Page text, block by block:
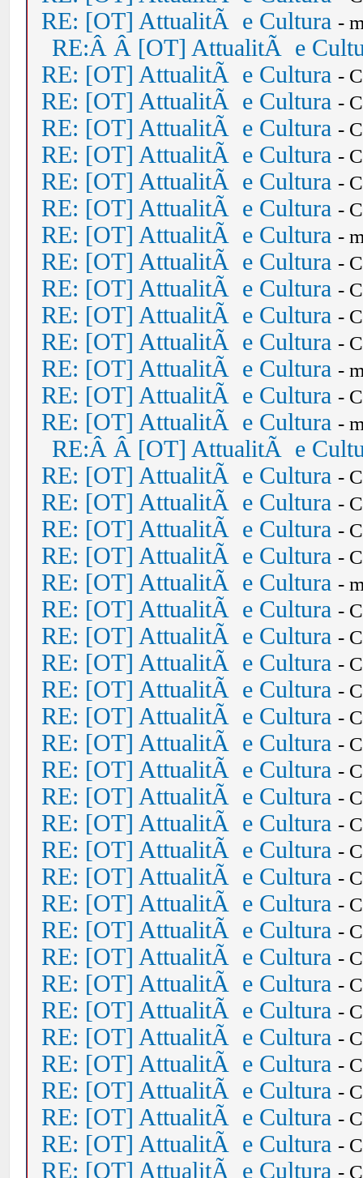
RE: [OT] AttualitÃ e Cultura -
RE:Â Â [OT] AttualitÃ e
RE: [OT] AttualitÃ e Cultura -
RE: [OT] AttualitÃ e Cultura -
RE: [OT] AttualitÃ e Cultura -
RE: [OT] AttualitÃ e Cultura -
RE: [OT] AttualitÃ e Cultura -
RE: [OT] AttualitÃ e Cultura -
RE: [OT] AttualitÃ e Cultura -
RE: [OT] AttualitÃ e Cultura -
RE: [OT] AttualitÃ e Cultura -
RE: [OT] AttualitÃ e Cultura -
RE: [OT] AttualitÃ e Cultura -
RE: [OT] AttualitÃ e Cultura -
RE: [OT] AttualitÃ e Cultura -
RE: [OT] AttualitÃ e Cultura -
RE:Â Â [OT] AttualitÃ e
RE: [OT] AttualitÃ e Cultura -
RE: [OT] AttualitÃ e Cultura -
RE: [OT] AttualitÃ e Cultura -
RE: [OT] AttualitÃ e Cultura -
RE: [OT] AttualitÃ e Cultura -
RE: [OT] AttualitÃ e Cultura -
RE: [OT] AttualitÃ e Cultura -
RE: [OT] AttualitÃ e Cultura -
RE: [OT] AttualitÃ e Cultura -
RE: [OT] AttualitÃ e Cultura -
RE: [OT] AttualitÃ e Cultura -
RE: [OT] AttualitÃ e Cultura -
RE: [OT] AttualitÃ e Cultura -
RE: [OT] AttualitÃ e Cultura -
RE: [OT] AttualitÃ e Cultura -
RE: [OT] AttualitÃ e Cultura -
RE: [OT] AttualitÃ e Cultura -
RE: [OT] AttualitÃ e Cultura -
RE: [OT] AttualitÃ e Cultura -
RE: [OT] AttualitÃ e Cultura -
RE: [OT] AttualitÃ e Cultura -
RE: [OT] AttualitÃ e Cultura -
RE: [OT] AttualitÃ e Cultura -
RE: [OT] AttualitÃ e Cultura -
RE: [OT] AttualitÃ e Cultura -
RE: [OT] AttualitÃ e Cultura -
RE: [OT] AttualitÃ e Cultura -